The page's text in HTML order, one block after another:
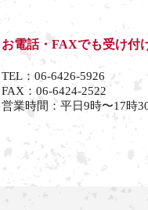
お電話・FAXでも受け付
TEL：06-6426-5926
FAX：06-6424-2522
営業時間：平日9時〜17時